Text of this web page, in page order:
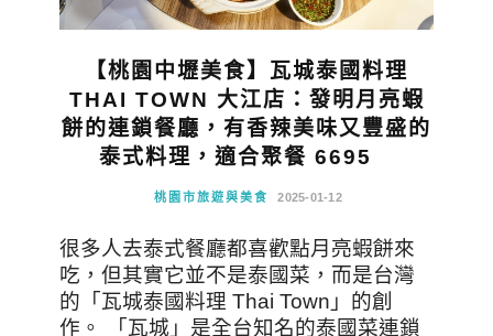
【桃園中壢美食】瓦城泰國料理
THAI TOWN 大江店：發明月亮蝦
餅的連鎖餐廳，有香辣美味又豐盛的
泰式料理，適合聚餐 6695
桃園市旅遊與美食 2025-01-12
很多人去泰式餐廳都喜歡點月亮蝦餅來
吃，但其實它並不是泰國菜，而是台灣
的「瓦城泰國料理 Thai Town」的創
作。 「瓦城」是全台知名的泰國菜連鎖